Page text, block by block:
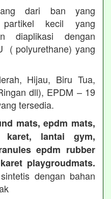
dari ban yang
partikel kecil yang
diaplikasi dengan
( polyurethane) yang
Hijau, Biru Tua,
dll), EPDM – 19
tersedia.
mats, epdm mats,
karet, lantai gym,
epdm rubber
playgroudmats.
dengan bahan